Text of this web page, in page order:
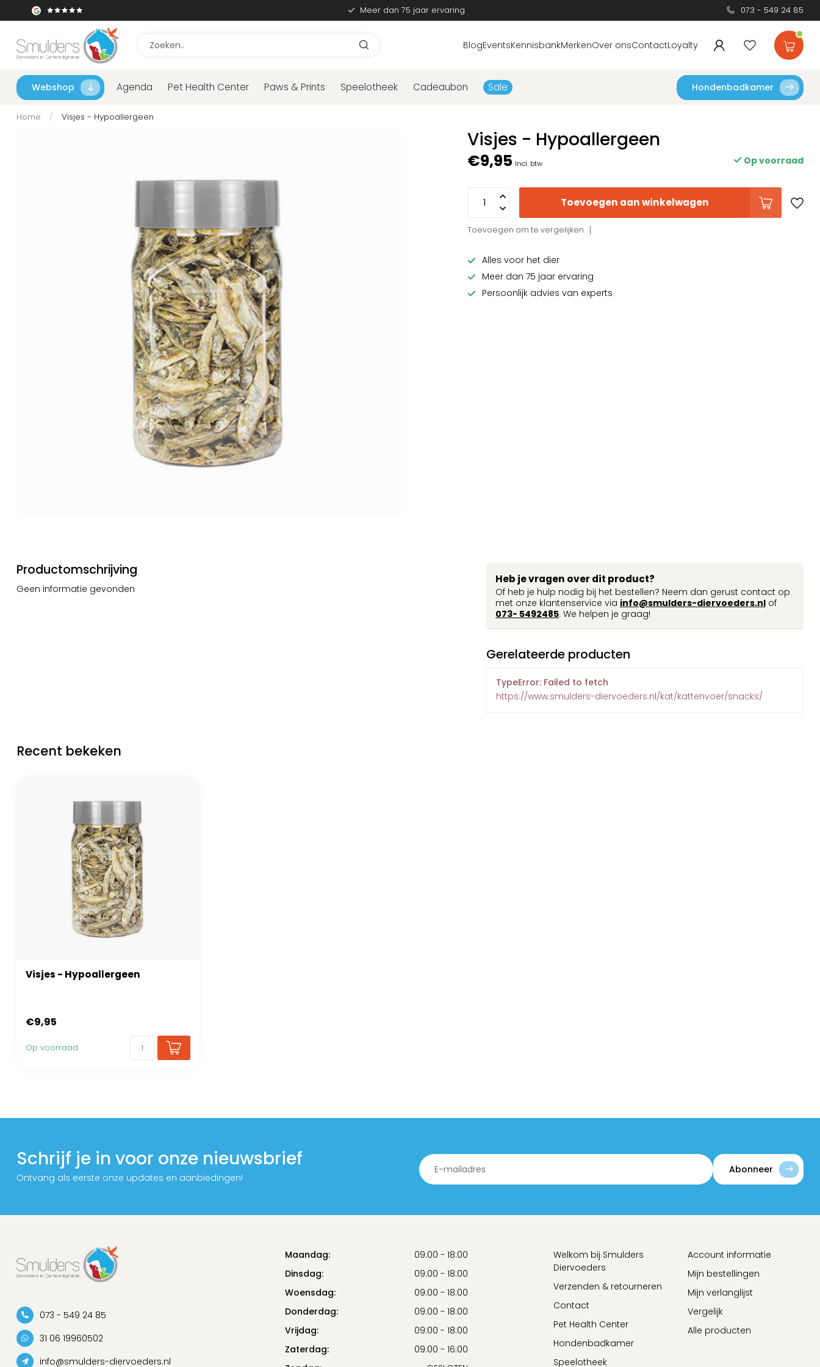
Meer dan 75 jaar ervaring 073 - 549 24 85
BlogEventsKennisbankMerkenOver onsContactLoyalty
Webshop Agenda Pet Health Center Paws & Prints Speelotheek Cadeaubon Sale Hondenbadkamer
Home / Visjes - Hypoallergeen
Visjes - Hypoallergeen
€9,95 Incl. btw Op voorraad
Toevoegen aan winkelwagen
Toevoegen om te vergelijken
Alles voor het dier
Meer dan 75 jaar ervaring
Persoonlijk advies van experts
Productomschrijving
Geen informatie gevonden
Heb je vragen over dit product?
Of heb je hulp nodig bij het bestellen? Neem dan gerust contact op
met onze klantenservice via info@smulders-diervoeders.nl of
073- 5492485. We helpen je graag!
Gerelateerde producten
TypeError: Failed to fetch
https://www.smulders-diervoeders.nl/kat/kattenvoer/snacks/
Recent bekeken
Visjes - Hypoallergeen
€9,95
Op voorraad
Schrijf je in voor onze nieuwsbrief
Ontvang als eerste onze updates en aanbiedingen!
Abonneer
073 - 549 24 85
31 06 19960502
info@smulders-diervoeders.nl
Maandag:
09:00 - 18:00
Dinsdag:
09:00 - 18:00
Woensdag:
09:00 - 18:00
Donderdag:
09:00 - 18:00
Vrijdag:
09:00 - 18:00
Zaterdag:
09:00 - 16:00
Welkom bij Smulders
Diervoeders
Verzenden & retourneren
Contact
Pet Health Center
Hondenbadkamer
Speelotheek
Account informatie
Mijn bestellingen
Mijn verlanglijst
Vergelijk
Alle producten